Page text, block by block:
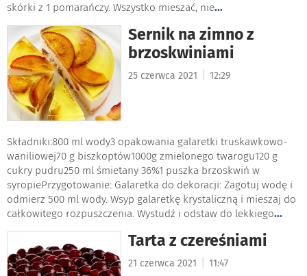
skórki z 1 pomarańczy. Wszystko mieszać, nie...
Sernik na zimno z
brzoskwiniami
25 czerwca 2021 12:29
Składniki:800 ml wody3 opakowania galaretki truskawkowo-
waniliowej70 g biszkoptów1000g zmielonego twarogu120 g
cukry pudru250 ml śmietany 36%1 puszka brzoskwiń w
syropiePrzygotowanie: Galaretka do dekoracji: Zagotuj wodę i
odmierz 500 ml wody. Wsyp galaretkę krystaliczną i mieszaj do
całkowitego rozpuszczenia. Wystudź i odstaw do lekkiego...
Tarta z czereśniami
21 czerwca 2021 11:47